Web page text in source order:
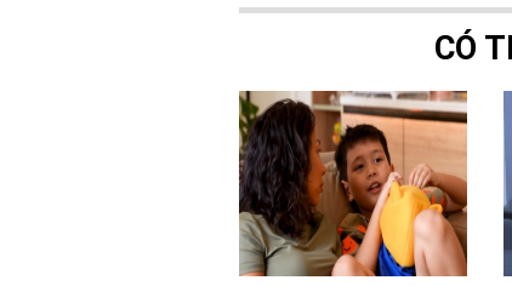
CÓ